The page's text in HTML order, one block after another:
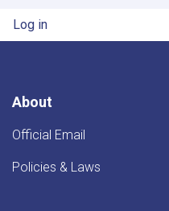
User account menu
Log in
About
Official Email
Policies & Laws